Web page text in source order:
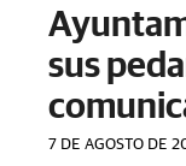
sus
7 DE AGOSTO DE